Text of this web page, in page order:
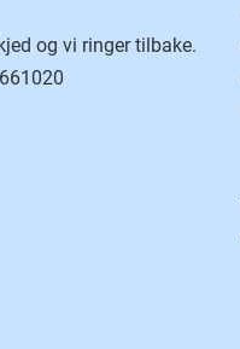
og vi ringer tilbake.